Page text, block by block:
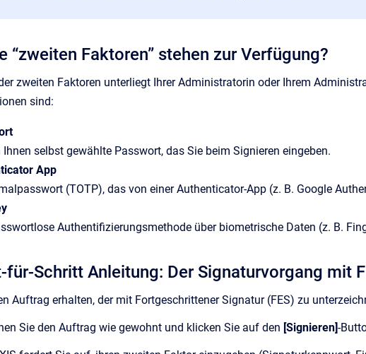
“zweiten Faktoren” stehen zur Verfügung?
zweiten Faktoren unterliegt Ihrer Administratorin oder Ihrem
sind:
Ihnen selbst gewählte Passwort, das Sie beim Signieren eingeben.
App
(TOTP), das von einer Authenticator-App (z. B. Google
Authentifizierungsmethode über biometrische Daten (z. B.
für-Schritt Anleitung: Der Signaturvorgang mit
Auftrag erhalten, der mit Fortgeschrittener Signatur (FES) zu
Sie den Auftrag wie gewohnt und klicken Sie auf den [Signieren]-